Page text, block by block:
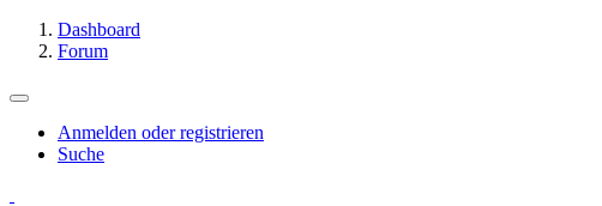
Dashboard
Forum
Anmelden oder registrieren
Suche